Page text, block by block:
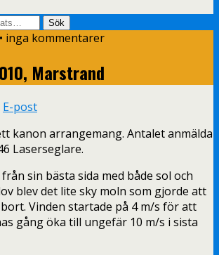
inga kommentarer
Marstrand
E-post
kanon arrangemang. Antalet anmälda
Laserseglare.
sin bästa sida med både sol och
blev det lite sky moln som gjorde att
Vinden startade på 4 m/s för att
gång öka till ungefär 10 m/s i sista